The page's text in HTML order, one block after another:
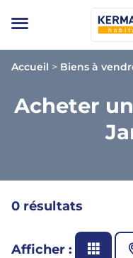
Accueil > Biens à
Acheter
0 résultats
Afficher :